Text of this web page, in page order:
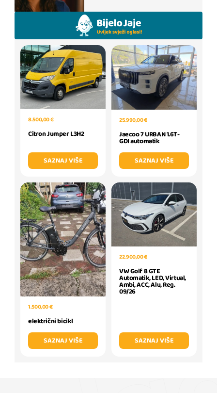
8.500,00 €
Citron Jumper L3H2
SAZNAJ VIŠE
25.990,00 €
Jaecoo 7 URBAN 1.6T-
GDI automatik
SAZNAJ VIŠE
1.500,00 €
električni bicikl
SAZNAJ VIŠE
22.900,00 €
VW Golf 8 GTE
Automatik, LED, Virtual,
Ambi, ACC, Alu, Reg.
09/26
SAZNAJ VIŠE